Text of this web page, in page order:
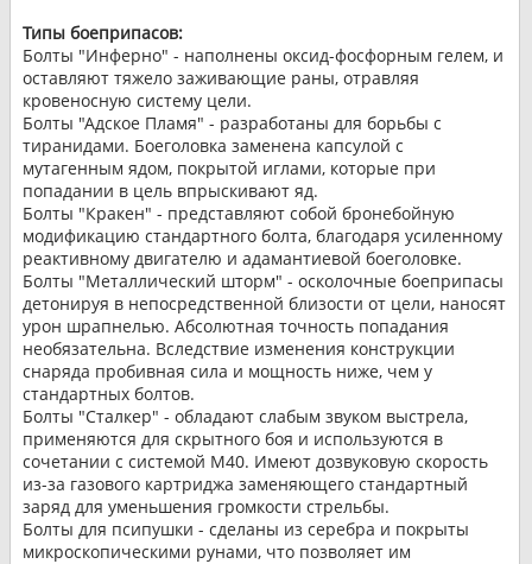
Типы боеприпасов:
Болты "Инферно" - наполнены оксид-фосфорным гелем, и
оставляют тяжело заживающие раны, отравляя
кровеносную систему цели.
Болты "Адское Пламя" - разработаны для борьбы с
тиранидами. Боеголовка заменена капсулой с
мутагенным ядом, покрытой иглами, которые при
попадании в цель впрыскивают яд.
Болты "Кракен" - представляют собой бронебойную
модификацию стандартного болта, благодаря усиленному
реактивному двигателю и адамантиевой боеголовке.
Болты "Металлический шторм" - осколочные боеприпасы
детонируя в непосредственной близости от цели, наносят
урон шрапнелью. Абсолютная точность попадания
необязательна. Вследствие изменения конструкции
снаряда пробивная сила и мощность ниже, чем у
стандартных болтов.
Болты "Сталкер" - обладают слабым звуком выстрела,
применяются для скрытного боя и используются в
сочетании с системой М40. Имеют дозвуковую скорость
из-за газового картриджа заменяющего стандартный
заряд для уменьшения громкости стрельбы.
Болты для псипушки - сделаны из серебра и покрыты
микроскопическими рунами, что позволяет им